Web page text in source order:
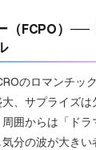
（FCPO）──
のロマンチッ
、サプライズ
囲からは「ド
分の波が大き